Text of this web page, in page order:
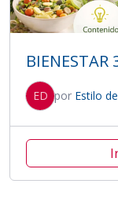
BIENESTAR
ED por Estilo